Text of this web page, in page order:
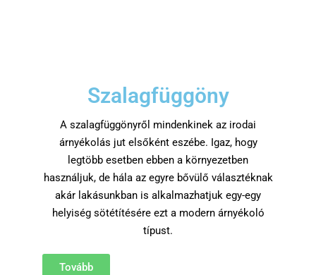
Szalagfüggöny
A szalagfüggönyről mindenkinek az irodai
árnyékolás jut elsőként eszébe. Igaz, hogy
legtöbb esetben ebben a környezetben
használjuk, de hála az egyre bővülő választéknak
akár lakásunkban is alkalmazhatjuk egy-egy
helyiség sötétítésére ezt a modern árnyékoló
típust.
Tovább